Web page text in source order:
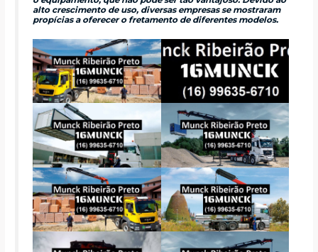
alto crescimento de uso, diversas empresas se mostraram
propícias a oferecer o fretamento de diferentes modelos.